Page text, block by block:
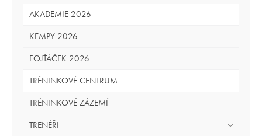
AKADEMIE 2026
KEMPY 2026
FOJŤÁČEK 2026
TRÉNINKOVÉ CENTRUM
TRÉNINKOVÉ ZÁZEMÍ
TRENÉŘI